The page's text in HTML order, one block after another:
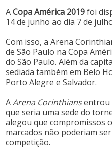
ACopa América 2019foi
14 de junho ao dia 7 de
Com isso, a Arena
de São Paulo na Copa
do São Paulo. Além da
sediada também em Belo
Porto Alegre e Salvador.
AArena Corinthiansentrou
que seria uma sede do
alegou que compromissos
marcados não poderiam
competição.